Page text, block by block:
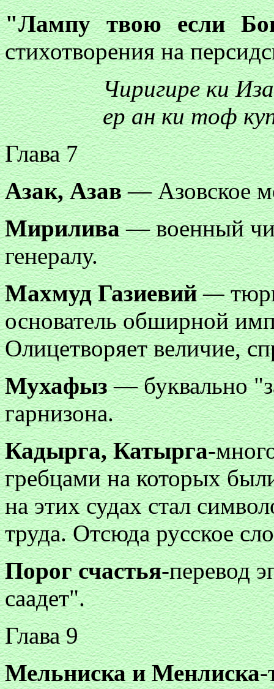
"Лампу твою если
стихотворения на
Чиригире ки
ер ан ки тоф
Глава 7
Азак, Азав— Азовское
Мирилива— военный
генералу.
Махмуд Газиевий —
основатель обширной
Олицетворяет величие,
Мухафыз— буквально
гарнизона.
Кадырга, Катырга-
гребцами на которых
на этих судах стал
труда. Отсюда русское
Порог счастья-перевод
саадет".
Глава 9
Мельниска и Менлиска-